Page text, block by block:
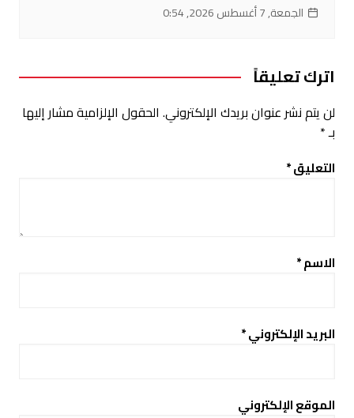
الجمعة, 7 أغسطس 2026, 0:54
اترك تعليقاً
لن يتم نشر عنوان بريدك الإلكتروني. الحقول الإلزامية مشار إليها
بـ*
التعليق*
الاسم*
البريد الإلكتروني*
الموقع الإلكتروني